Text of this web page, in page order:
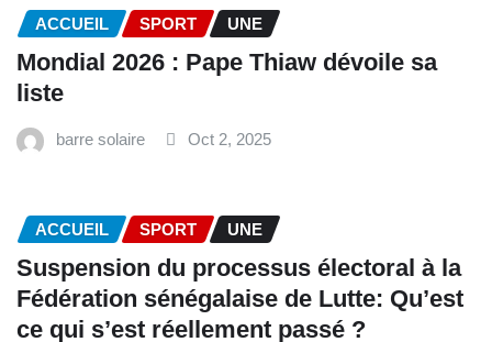
ACCUEIL SPORT UNE
Mondial 2026 : Pape Thiaw dévoile sa
liste
barre solaire Oct 2, 2025
ACCUEIL SPORT UNE
‎Suspension du processus électoral à la
Fédération sénégalaise de Lutte: Qu’est
ce qui s’est réellement passé ? ‎‎